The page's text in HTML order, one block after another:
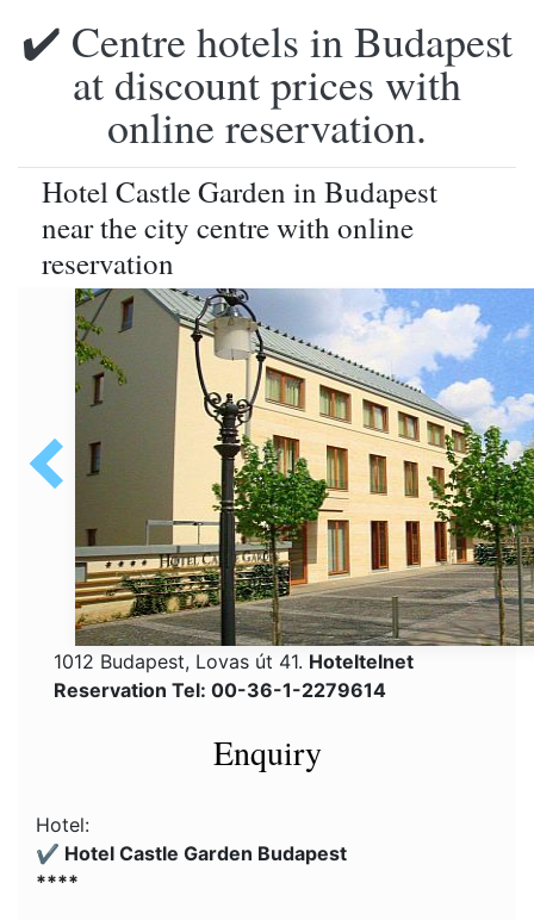
✔️ Centre hotels in Budapest
at discount prices with
online reservation.
Hotel Castle Garden in Budapest
near the city centre with online
reservation
1012 Budapest, Lovas út 41. Hoteltelnet
Reservation Tel: 00-36-1-2279614
Enquiry
Hotel:
✔️ Hotel Castle Garden Budapest
****